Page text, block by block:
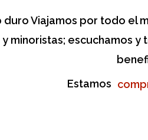
Viajamos por todo el
minoristas; escuchamos
Estamos